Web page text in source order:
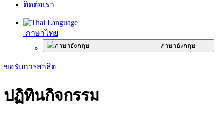
ติดต่อเรา
ภาษาไทย
ภาษาอังกฤษ
ขอรับการสาธิต
ปฏิทินกิจกรรม